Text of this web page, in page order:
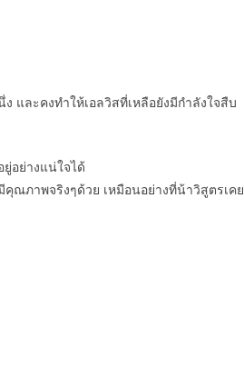
และคงทำให้เอลวิสที่เหลือยังมีกำลังใจสืบ
อย่างแน่ใจได้
ณภาพจริงๆด้วย เหมือนอย่างที่น้าวิสูตรเคย